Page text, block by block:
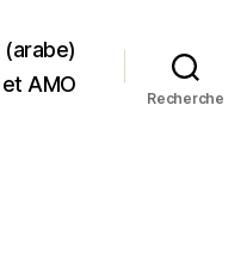
AMO
Recherche